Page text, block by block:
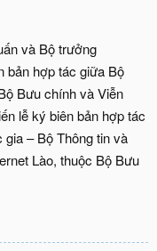
và Bộ trưởng
bản hợp tác giữa Bộ
Bưu chính và Viễn
lễ ký biên bản hợp tác
– Bộ Thông tin và
Lào, thuộc Bộ Bưu